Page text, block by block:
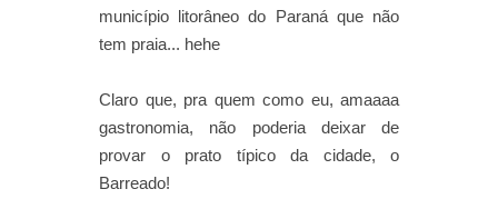
município litorâneo do Paraná que não
tem praia... hehe
Claro que, pra quem como eu, amaaaa
gastronomia, não poderia deixar de
provar o prato típico da cidade, o
Barreado!